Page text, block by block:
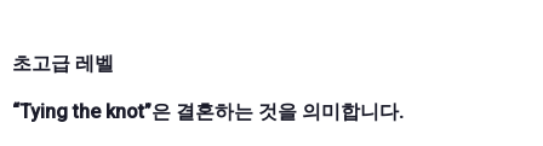
초고급 레벨
“Tying the knot”은 결혼하는 것을 의미합니다.